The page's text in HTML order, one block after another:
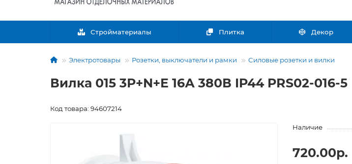
Стройматериалы Плитка Декор
Электротовары Розетки, выключатели и рамки Силовые розетки и вилки
Вилка 015 3P+N+E 16А 380В IP44 PRS02-016-5
Код товара: 94607214
Наличие
720.00р.